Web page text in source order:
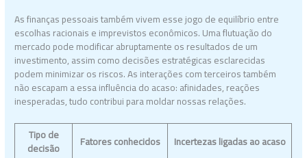
As finanças pessoais também vivem esse jogo de equilíbrio entre
escolhas racionais e imprevistos econômicos. Uma flutuação do
mercado pode modificar abruptamente os resultados de um
investimento, assim como decisões estratégicas esclarecidas
podem minimizar os riscos. As interações com terceiros também
não escapam a essa influência do acaso: afinidades, reações
inesperadas, tudo contribui para moldar nossas relações.
Tipo de
decisão Fatores conhecidos Incertezas ligadas ao acaso